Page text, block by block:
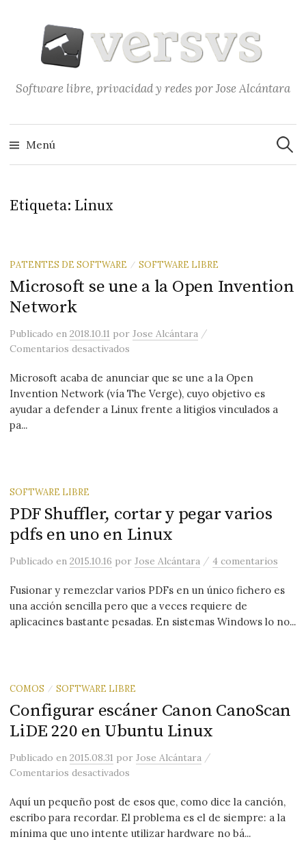
contenido
Software libre, privacidad y redes por Jose Alcántara
Menú
Etiqueta: Linux
PATENTES DE SOFTWARE / SOFTWARE LIBRE
Microsoft se une a la Open Invention
Network
Publicadoen2018.10.11 porJose Alcántara /
Comentarios desactivados
Microsoft acaba de anunciar que se une a la Open
Invention Network (vía The Verge), cuyo objetivo es
ayudar a defender a Linux frente a litigios vinculados a
pa...
SOFTWARE LIBRE
PDF Shuffler, cortar y pegar varios
pdfs en uno en Linux
Publicadoen2015.10.16 porJose Alcántara /4 comentarios
Fusionar y remezclar varios PDFs en un único fichero es
una acción sencilla pero que a veces requiere de
aplicacines bastante pesadas. En sistemas Windows lo no...
COMOS / SOFTWARE LIBRE
Configurar escáner Canon CanoScan
LiDE 220 en Ubuntu Linux
Publicadoen2015.08.31 porJose Alcántara /
Comentarios desactivados
Aquí un pequeño post de esos que, como dice la canción,
escribo para recordar. El problema es el de siempre: a la
mínima que uno intente utilizar hardware no bá...